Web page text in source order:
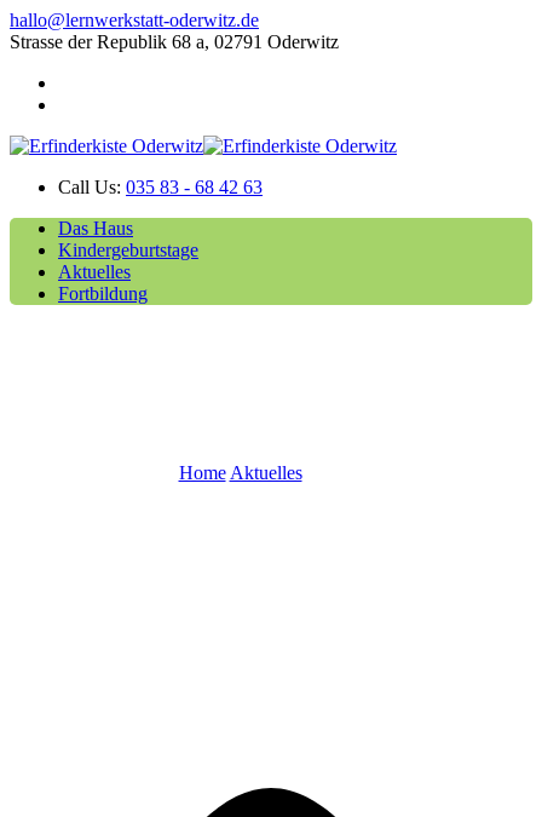
hallo@lernwerkstatt-oderwitz.de
Strasse der Republik 68 a, 02791 Oderwitz
Call Us: 035 83 - 68 42 63
Das Haus
Kindergeburtstage
Aktuelles
Fortbildung
Home Aktuelles